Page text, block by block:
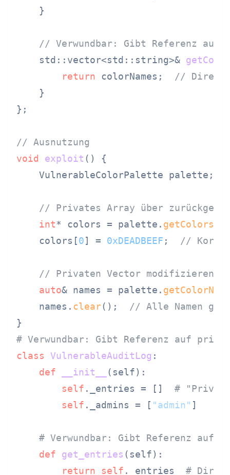
    }
// Verwundbar: Gibt Referenz auf
std::vector<std::string>&
return colorNames; //
    }
};
// Ausnutzung
void
exploit ()
{
    VulnerableColorPalette palette;
// Privates Array über
int* colors = palette. getColors
    colors[
0] = 0xDEADBEEF ; //
// Privaten Vector modifizieren
auto& names = palette.
    names.
clear(); // Alle Namen
# Verwundbar: Gibt Referenz auf
class
VulnerableAuditLog :
def
__init__ ( self):
self ._entries = [] # "Privat"
self ._admins = [ "admin" ]
# Verwundbar: Gibt Referenz auf
def
get_entries ( self):
return
self ._entries #